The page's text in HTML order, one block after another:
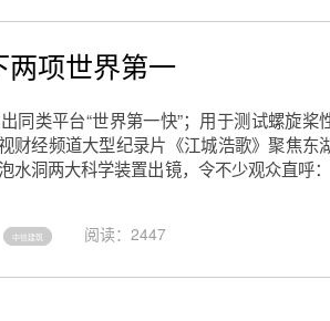
两项世界第一
同类平台“世界第一快”；用于测试螺旋桨
财经频道大型纪录片《江城浩歌》聚焦东
水洞两大科学装置出镜，令不少观众直呼
中信建筑 阅读：2447